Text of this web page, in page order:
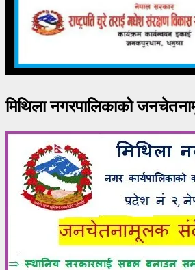
मिथिला नगरपालिकाको